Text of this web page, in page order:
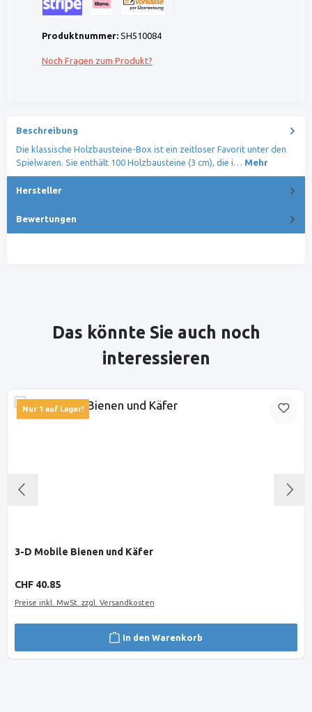
Produktnummer: SH510084
Noch Fragen zum Produkt?
Beschreibung
Die klassische Holzbausteine-Box ist ein zeitloser Favorit unter den
Spielwaren. Sie enthält 100 Holzbausteine (3 cm), die i… Mehr
Hersteller
Bewertungen
Produktgalerie überspringen
Das könnte Sie auch noch
interessieren
Nur 1 auf Lager!
3-D Mobile Bienen und Käfer
Regulärer Preis:
CHF 40.85
Preise inkl. MwSt. zzgl. Versandkosten
In den Warenkorb